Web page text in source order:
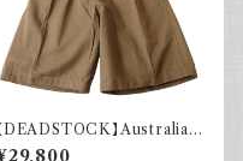
【DEADSTOCK】Australian
オーストラリア軍 グルカ